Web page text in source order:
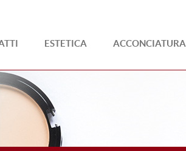
ESTETICA ACCONCIATURA